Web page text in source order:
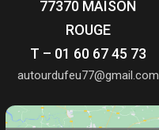
77370 MAISON
ROUGE
T – 01 60 67 45 73
autourdufeu77@gmail.com